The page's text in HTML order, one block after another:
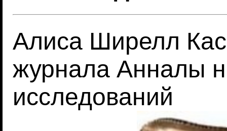
Алиса Ширелл
журнала Анналы
исследований